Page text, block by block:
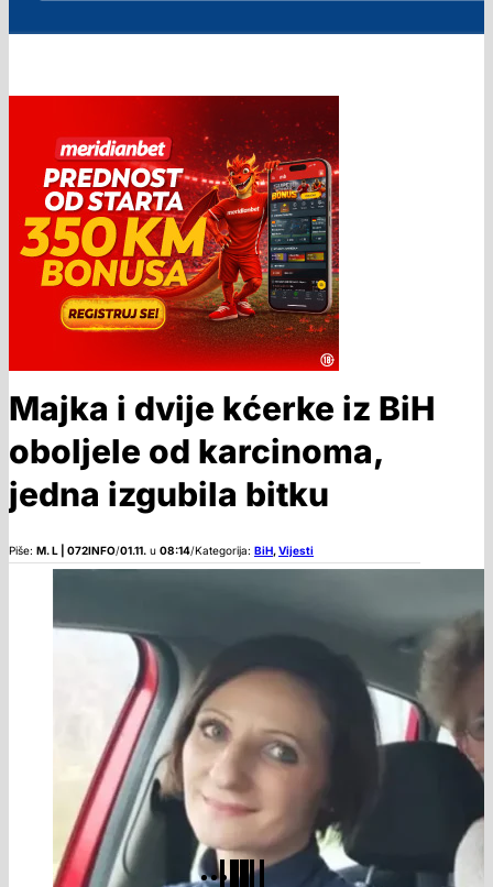
Majka i dvije kćerke iz BiH
oboljele od karcinoma,
jedna izgubila bitku
Piše: M. L | 072INFO/01.11. u 08:14/Kategorija: BiH,Vijesti